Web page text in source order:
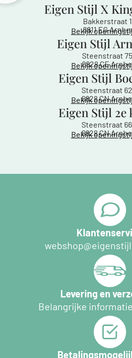
Eigen Stijl X
Bakkerstraat
6811 EG
Bekijk
Eigen Stijl
Steenstraat 75
6828 CE
Bekijk
Eigen Stijl
Steenstraat 62
6828 CN
Bekijk
Eigen Stijl 2e
Steenstraat
6828 CN
Bekijk
Levering en
Belangrijke